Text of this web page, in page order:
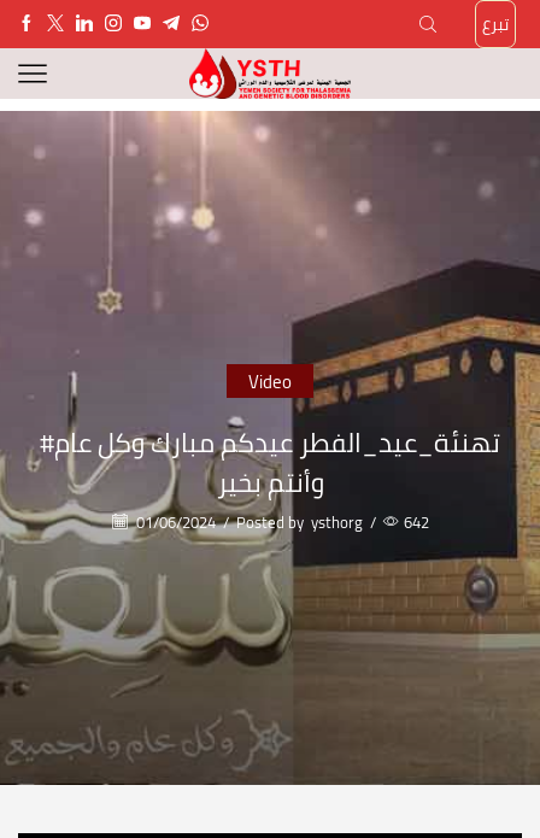
تبرع
Video
#تهنئة_عيد_الفطر عيدكم مبارك وكل عام
وأنتم بخير
01/06/2024 / Posted by ysthorg / 642